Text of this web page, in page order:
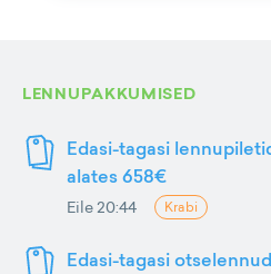
LENNUPAKKUMISED
Edasi-tagasi
alates 658€
Eile 20:44 Krabi
Edasi-tagasi